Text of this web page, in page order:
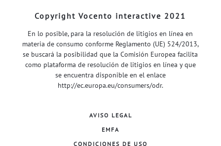
Copyright Vocento interactive 2021
En lo posible, para la resolución de litigios en línea en
materia de consumo conforme Reglamento (UE) 524/2013,
se buscará la posibilidad que la Comisión Europea facilita
como plataforma de resolución de litigios en línea y que
se encuentra disponible en el enlace
http://ec.europa.eu/consumers/odr.
AVISO LEGAL
EMFA
CONDICIONES DE USO